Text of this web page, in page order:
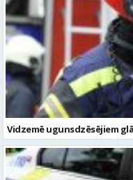
Vidzemē ugunsdzēsējiem